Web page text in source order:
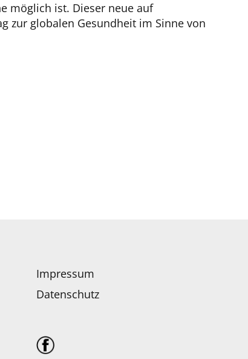
möglich ist. Dieser neue auf
zur globalen Gesundheit im Sinne von
Impressum
Datenschutz